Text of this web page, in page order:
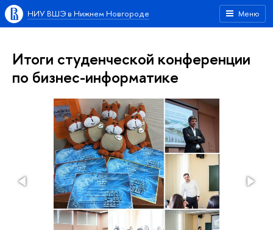
Меню
НИУ ВШЭ в Нижнем Новгороде
Итоги студенческой конференции
по бизнес-информатике